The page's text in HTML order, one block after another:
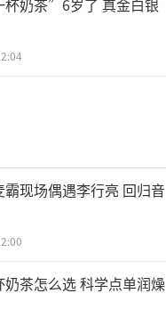
现场偶遇李行亮 回归音
茶怎么选 科学点单润燥